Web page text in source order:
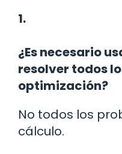
1.
¿Es necesario
resolver todos
optimización?
No todos los
cálculo.